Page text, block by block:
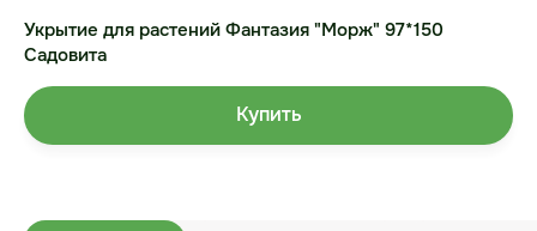
Укрытие для растений Фантазия "Морж" 97*150
Садовита
Купить